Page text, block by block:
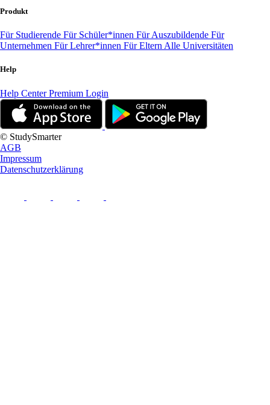
Produkt
Für Studierende Für Schüler*innen Für Auszubildende Für
Unternehmen Für Lehrer*innen Für Eltern Alle Universitäten
Help
Help CenterPremium Login
© StudySmarter
AGB
Impressum
Datenschutzerklärung